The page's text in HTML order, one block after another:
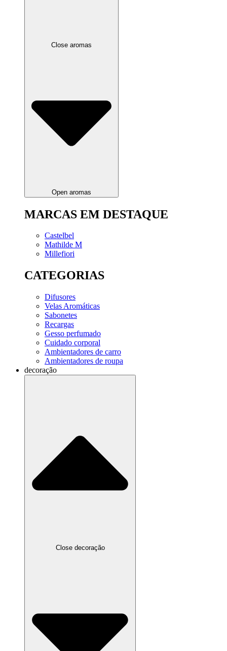
Close aromas
Open aromas
MARCAS EM DESTAQUE
Castelbel
Mathilde M
Millefiori
CATEGORIAS
Difusores
Velas Aromáticas
Sabonetes
Recargas
Gesso perfumado
Cuidado corporal
Ambientadores de carro
Ambientadores de roupa
decoração
Close decoração